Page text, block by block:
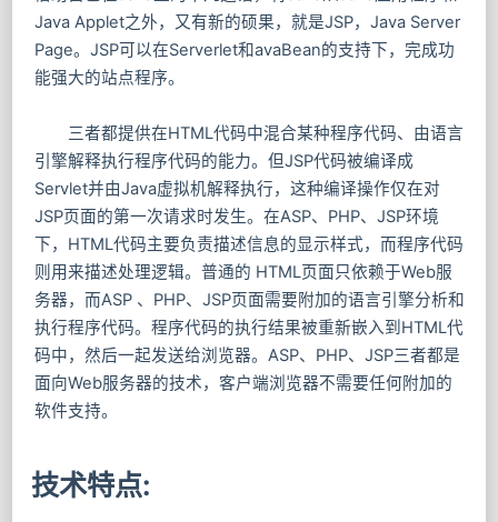
Java Applet之外，又有新的硕果，就是JSP，Java Server
Page。JSP可以在Serverlet和avaBean的支持下，完成功
能强大的站点程序。
三者都提供在HTML代码中混合某种程序代码、由语言
引擎解释执行程序代码的能力。但JSP代码被编译成
Servlet并由Java虚拟机解释执行，这种编译操作仅在对
JSP页面的第一次请求时发生。在ASP、PHP、JSP环境
下，HTML代码主要负责描述信息的显示样式，而程序代码
则用来描述处理逻辑。普通的 HTML页面只依赖于Web服
务器，而ASP 、PHP、JSP页面需要附加的语言引擎分析和
执行程序代码。程序代码的执行结果被重新嵌入到HTML代
码中，然后一起发送给浏览器。ASP、PHP、JSP三者都是
面向Web服务器的技术，客户端浏览器不需要任何附加的
软件支持。
技术特点: